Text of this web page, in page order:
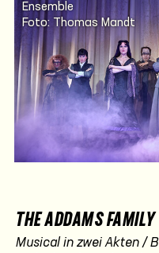
Ensemble
Foto: Thomas Mandt
THE ADDAMS FAMILY
Musical in zwei Akten /